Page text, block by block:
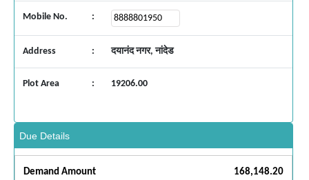
Mobile No. :
Address : दयानंद नगर, नांदेड
Plot Area : 19206.00
Due Details
Demand Amount 168,148.20